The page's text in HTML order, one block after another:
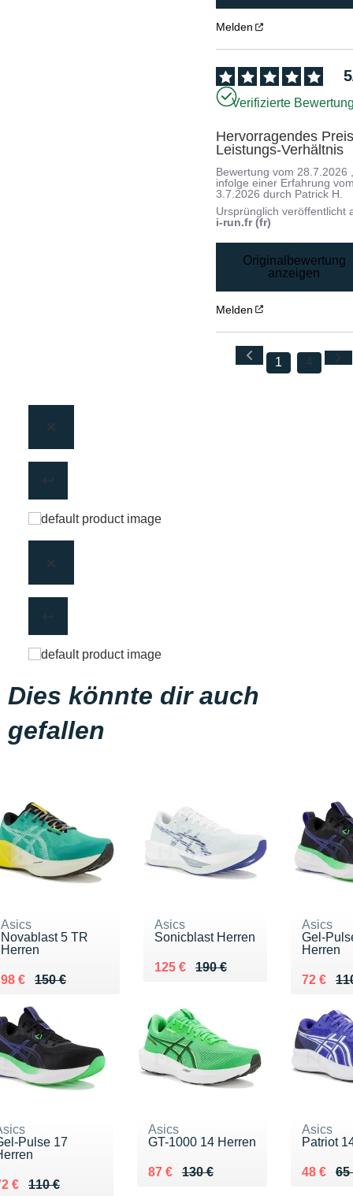
Melden
5
Verifizierte
Hervorragendes
Leistungs-Verhältnis
Bewertung vom28.7.2026
infolge einer Erfahrung
3.7.2026 durch Patrick H.
Ursprünglich veröffentlicht
i-run.fr (fr)
Originalbewertung
anzeigen
Melden
1 4
Dies könnte dir auch
gefallen
Asics
Novablast 5 TR
Herren
150 €
Au lieu de 150 €
98 €
Vendu 98 €
Asics
Sonicblast Herren
190 €
Au lieu de 190 €
125 €
Vendu 125 €
Asics
Gel-
Herren
Au lieu
72 €
Vendu
Pulse 17
110 €
lieu de 110 €
€ 72 €
Asics
GT-1000 14 Herren
130 €
Au lieu de 130 €
87 €
Vendu 87 €
Asics
Patriot
65
Au lieu
48 €
Vendu